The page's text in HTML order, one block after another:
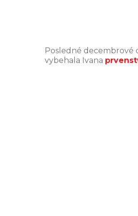
Posledné decembrové
vybehala Ivana